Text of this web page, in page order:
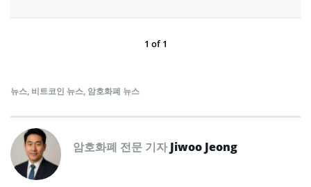
1 of1
뉴스, 비트코인 뉴스, 암호화폐 뉴스
암호화폐 전문 기자Jiwoo Jeong